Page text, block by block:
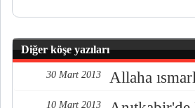
Diğer köşe yazıları
30 Mart 2013 Allaha
10 Mart 2013